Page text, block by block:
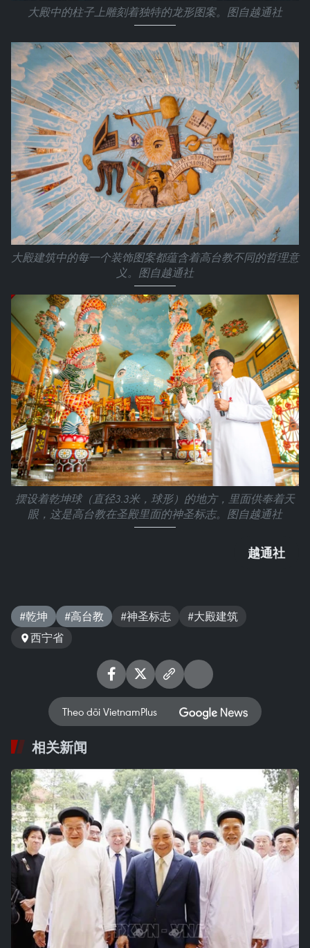
大殿中的柱子上雕刻着独特的龙形图案。图自越通社
大殿建筑中的每一个装饰图案都蕴含着高台教不同的哲理意
义。图自越通社
摆设着乾坤球（直径3.3米，球形）的地方，里面供奉着天
眼，这是高台教在圣殿里面的神圣标志。图自越通社
越通社
#乾坤 #高台教 #神圣标志
#大殿建筑
西宁省
Theo dõi VietnamPlus
相关新闻